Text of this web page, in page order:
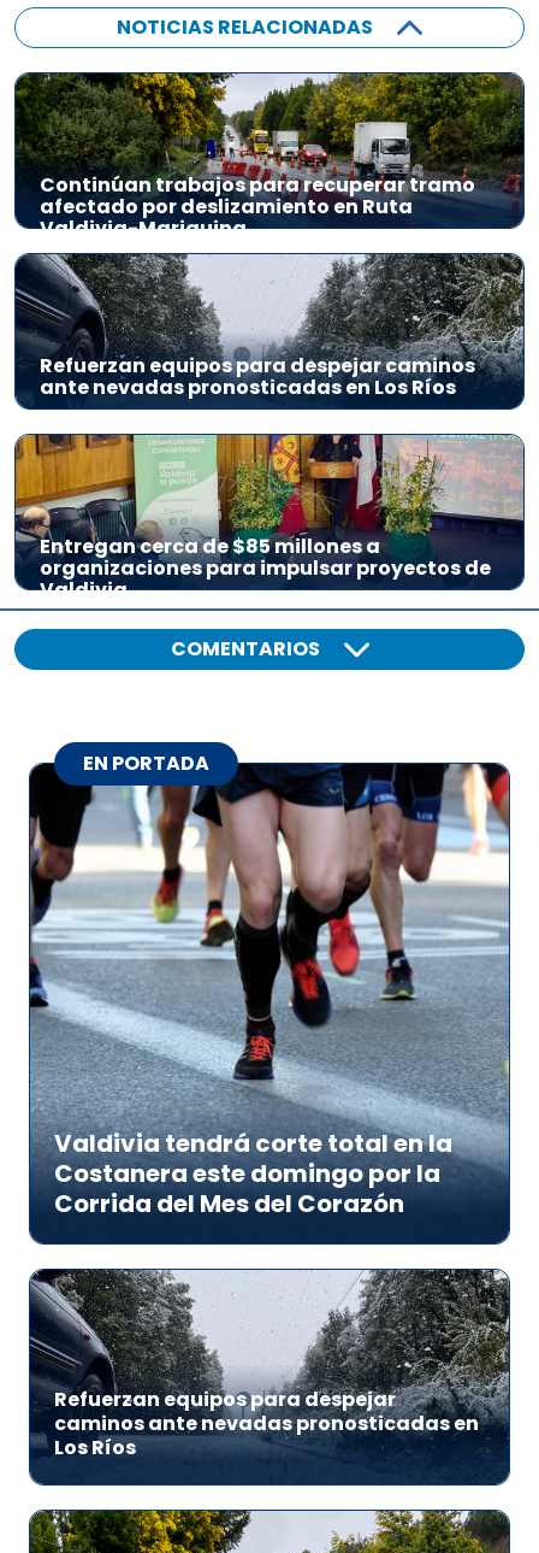
NOTICIAS RELACIONADAS
Continúan trabajos para recuperar tramo
afectado por deslizamiento en Ruta
Valdivia-Mariquina
Refuerzan equipos para despejar caminos
ante nevadas pronosticadas en Los Ríos
Entregan cerca de $85 millones a
organizaciones para impulsar proyectos de
Valdivia
COMENTARIOS
EN PORTADA
Valdivia tendrá corte total en la
Costanera este domingo por la
Corrida del Mes del Corazón
Refuerzan equipos para despejar
caminos ante nevadas pronosticadas en
Los Ríos